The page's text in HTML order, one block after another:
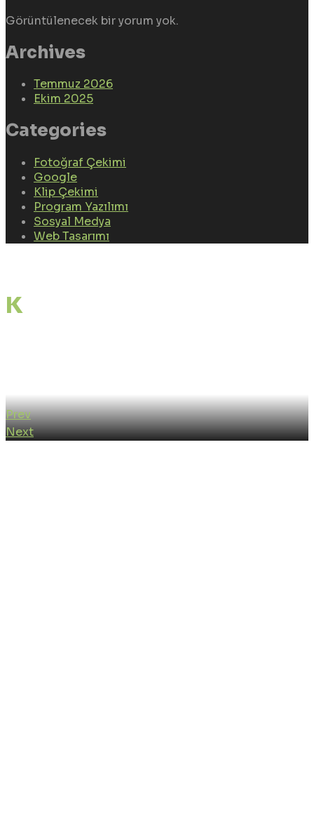
Görüntülenecek bir yorum yok.
Archives
Temmuz 2026
Ekim 2025
Categories
Fotoğraf Çekimi
Google
Klip Çekimi
Program Yazılımı
Sosyal Medya
Web Tasarımı
Kürşat Okur – Sevdim Ben
Prev
Next